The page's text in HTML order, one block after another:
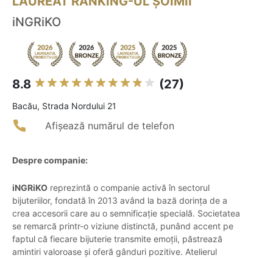
iNGRiKO
8.8 (27)
Bacău, Strada Nordului 21
Afișează numărul de telefon
Despre companie:
iNGRiKO reprezintă o companie activă în sectorul
bijuteriilor, fondată în 2013 având la bază dorința de a
crea accesorii care au o semnificație specială. Societatea
se remarcă printr-o viziune distinctă, punând accent pe
faptul că fiecare bijuterie transmite emoții, păstrează
amintiri valoroase și oferă gânduri pozitive. Atelierul